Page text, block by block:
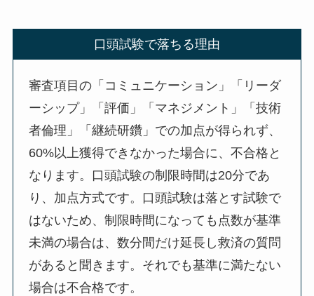
口頭試験で落ちる理由
審査項目の「コミュニケーション」「リーダ
ーシップ」「評価」「マネジメント」「技術
者倫理」「継続研鑽」での加点が得られず、
60%以上獲得できなかった場合に、不合格と
なります。口頭試験の制限時間は20分であ
り、加点方式です。口頭試験は落とす試験で
はないため、制限時間になっても点数が基準
未満の場合は、数分間だけ延長し救済の質問
があると聞きます。それでも基準に満たない
場合は不合格です。